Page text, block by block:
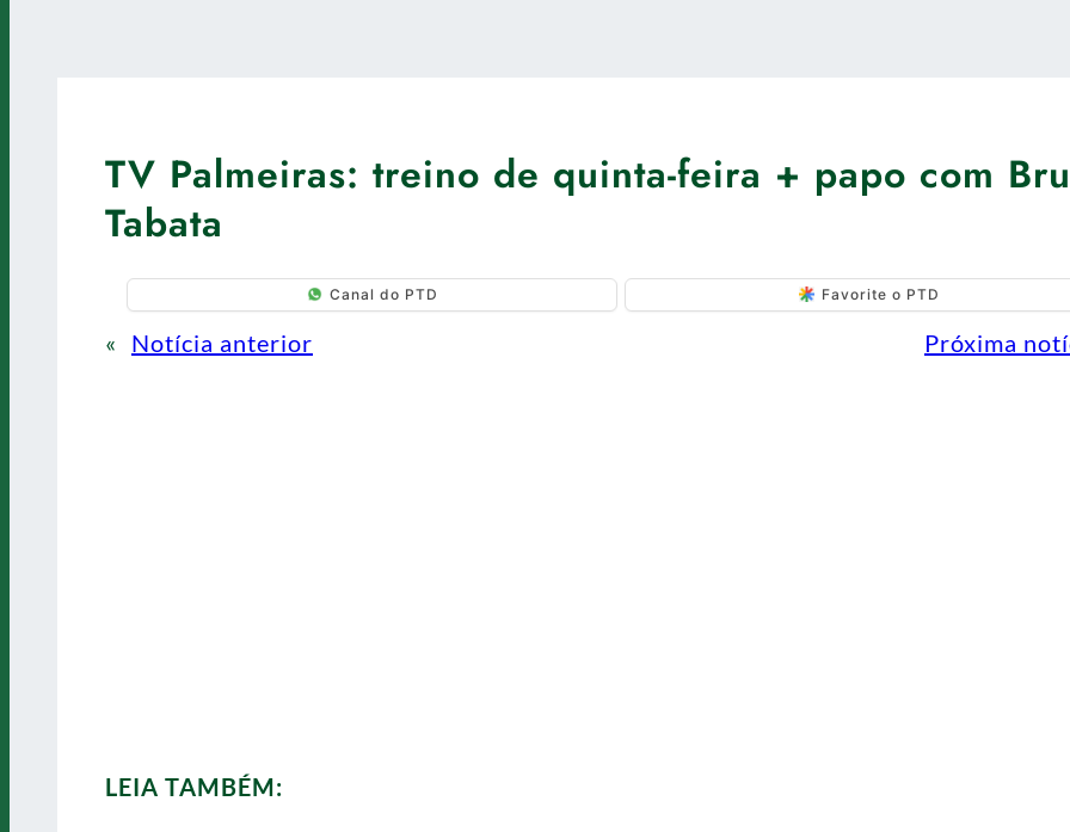
TV Palmeiras: treino de quinta-feira + papo com
Tabata
Canal do PTD Favorite o PTD
« Notícia anterior Próxima
LEIA TAMBÉM: